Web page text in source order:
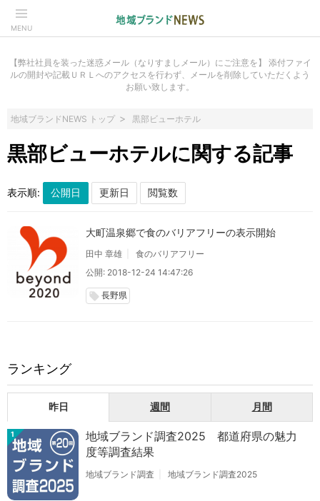
MENU
【弊社社員を装った迷惑メール（なりすましメール）にご注意を】 添付ファイ
ルの開封や記載ＵＲＬへのアクセスを行わず、メールを削除していただくよう
お願い致します。
地域ブランドNEWS トップ 黒部ビューホテル
黒部ビューホテルに関する記事
表示順:
大町温泉郷で食のバリアフリーの表示開始
田中 章雄
食のバリアフリー
公開: 2018-12-24 14:47:26
local_offer 長野県
ランキング
昨日 週間 月間
1
地域ブランド調査2025 都道府県の魅力
度等調査結果
地域ブランド調査 地域ブランド調査2025